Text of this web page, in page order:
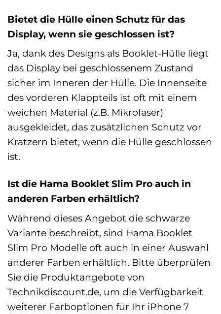
Bietet die Hülle einen Schutz für das
Display, wenn sie geschlossen ist?
Ja, dank des Designs als Booklet-Hülle liegt
das Display bei geschlossenem Zustand
sicher im Inneren der Hülle. Die Innenseite
des vorderen Klappteils ist oft mit einem
weichen Material (z.B. Mikrofaser)
ausgekleidet, das zusätzlichen Schutz vor
Kratzern bietet, wenn die Hülle geschlossen
ist.
Ist die Hama Booklet Slim Pro auch in
anderen Farben erhältlich?
Während dieses Angebot die schwarze
Variante beschreibt, sind Hama Booklet
Slim Pro Modelle oft auch in einer Auswahl
anderer Farben erhältlich. Bitte überprüfen
Sie die Produktangebote von
Technikdiscount.de, um die Verfügbarkeit
weiterer Farboptionen für Ihr iPhone 7